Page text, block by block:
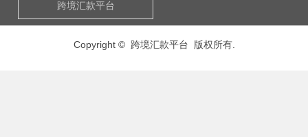
跨境汇款平台
Copyright © 跨境汇款平台 版权所有.